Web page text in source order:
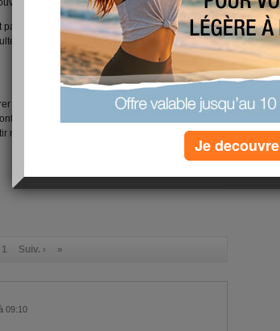
objectifs ....
très enthousiaste pour la sleeve gatrectomie
un spécialiste tout de même, il me fera une
le moral, mais ne cherchons pas de mauvais
face aux tentatios culliniares un point c'est tout
marcher voila les vraies raisons ....
(1) commentaires
1 Suiv. › »
09:10
Je decouvre